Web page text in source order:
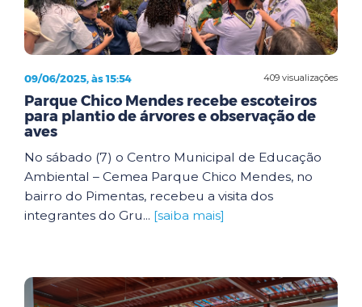
409 visualizações
09/06/2025, às 15:54
Parque Chico Mendes recebe escoteiros
para plantio de árvores e observação de
aves
No sábado (7) o Centro Municipal de Educação
Ambiental – Cemea Parque Chico Mendes, no
bairro do Pimentas, recebeu a visita dos
integrantes do Gru... [saiba mais]